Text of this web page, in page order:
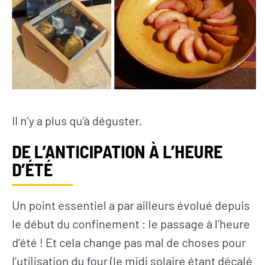
Il n’y a plus qu’à déguster.
DE L’ANTICIPATION À L’HEURE
D’ÉTÉ
Un point essentiel a par ailleurs évolué depuis
le début du confinement : le passage à l’heure
d’été ! Et cela change pas mal de choses pour
l’utilisation du four (le midi solaire étant décalé